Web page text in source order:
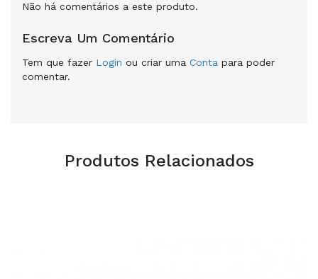
Não há comentários a este produto.
Escreva Um Comentário
Tem que fazer Login ou criar uma Conta para poder
comentar.
Produtos Relacionados